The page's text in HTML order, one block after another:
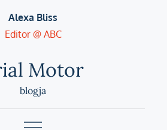
Alexa Bliss
Editor @ ABC
Motor
blogja